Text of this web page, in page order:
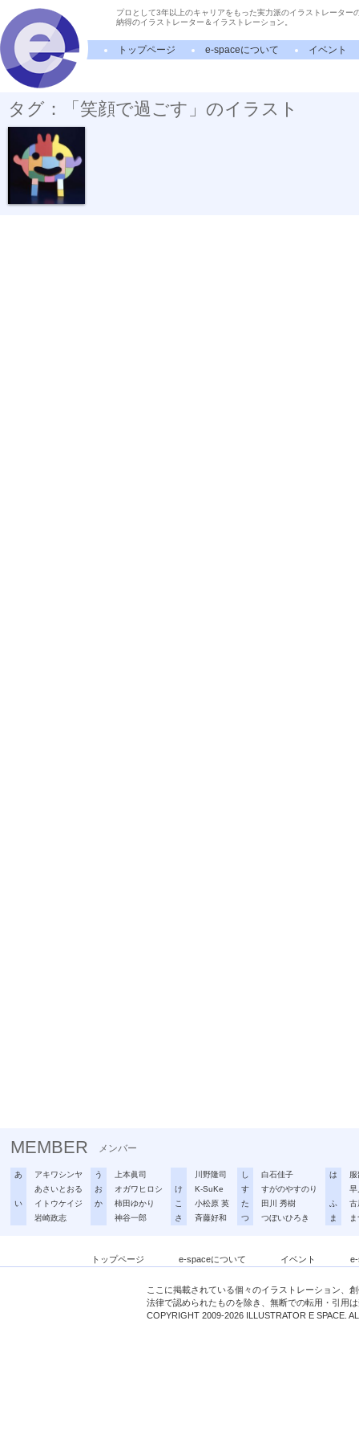
プロとして3年以上のキャリアをもった実力派のイラストレーター
納得のイラストレーター＆イラストレーション。
トップページ e-spaceについて イベント
タグ：「笑顔で過ごす」のイラスト
笑顔で過ごす
MEMBER メンバー
あ
アキワシンヤ
あさいとおる
い
イトウケイジ
岩崎政志
う
上本眞司
お
オガワヒロシ
か
柿田ゆかり
神谷一郎
川野隆司
け
K-SuKe
こ
小松原 英
さ
斉藤好和
し
白石佳子
す
すがのやすのり
た
田川 秀樹
つ
つぼいひろき
は
早
ふ
古
ま
トップページ e-spaceについて イベント
ここに掲載されている個々のイラストレーション、
法律で認められたものを除き、無断での転用・引用
COPYRIGHT 2009-2026 ILLUSTRATOR E SPACE.